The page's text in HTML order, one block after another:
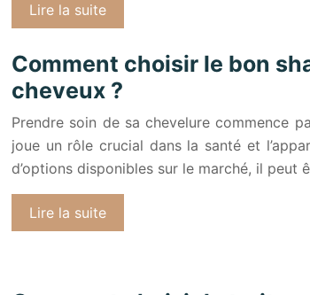
Lire la suite
Comment choisir le bon
cheveux ?
Prendre soin de sa chevelure commence
joue un rôle crucial dans la santé et
d’options disponibles sur le marché, il peut
Lire la suite